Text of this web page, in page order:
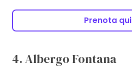
Prenota qui
4. Albergo Fontana